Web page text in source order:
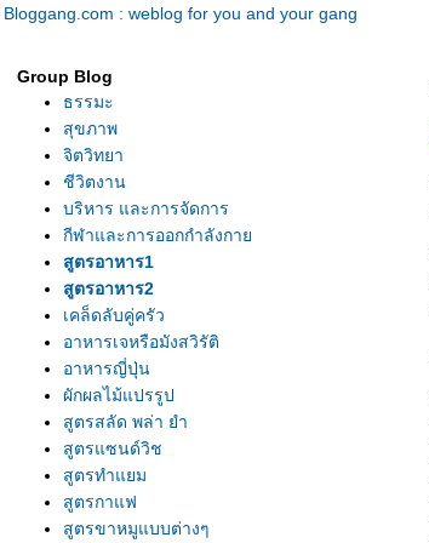
Bloggang.com : weblog for you and your gang
Group Blog
ธรรมะ
สุขภาพ
จิตวิทยา
ชีวิตงาน
บริหาร และการจัดการ
กีฬาและการออกกำลังกา
สูตรอาหาร1
สูตรอาหาร2
เคล็ดลับคู่ครัว
อาหารเจหรือมังสวิรัติ
อาหารญี่ปุ่น
ผักผลไม้แปรรูป
สูตรสลัด พล่า ยำ
สูตรแซนด์วิช
สูตรทำแยม
สูตรกาแฟ
สูตรขาหมูแบบต่างๆ